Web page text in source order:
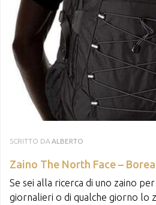
SCRITTO DA ALBERTO
Zaino The North Face –
Se sei alla ricerca di uno zaino
giornalieri o di qualche giorno lo